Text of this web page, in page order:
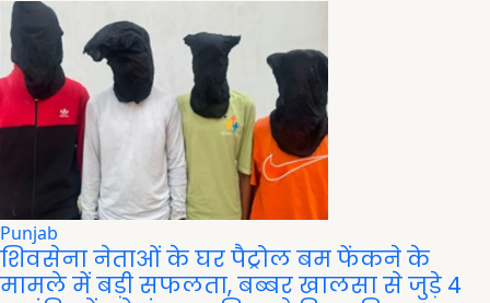
Punjab
शिवसेना नेताओं के घर पैट्रोल बम फेंकने के
मामले में बड़ी सफलता, बब्बर खालसा से जुड़े 4